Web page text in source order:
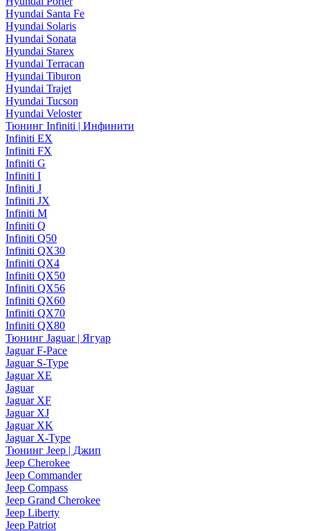
Hyundai Santa Fe
Hyundai Solaris
Hyundai Sonata
Hyundai Starex
Hyundai Terracan
Hyundai Tiburon
Hyundai Trajet
Hyundai Tucson
Hyundai Veloster
Тюнинг Infiniti | Инфинити
Infiniti EX
Infiniti FX
Infiniti G
Infiniti I
Infiniti J
Infiniti JX
Infiniti M
Infiniti Q
Infiniti Q50
Infiniti QX30
Infiniti QX4
Infiniti QX50
Infiniti QX56
Infiniti QX60
Infiniti QX70
Infiniti QX80
Тюнинг Jaguar | Ягуар
Jaguar F-Pace
Jaguar S-Type
Jaguar XE
Jaguar
Jaguar XF
Jaguar XJ
Jaguar XK
Jaguar X-Type
Тюнинг Jeep | Джип
Jeep Cherokee
Jeep Commander
Jeep Compass
Jeep Grand Cherokee
Jeep Liberty
Jeep Patriot